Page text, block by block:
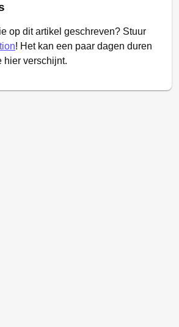
op dit artikel geschreven? Stuur
! Het kan een paar dagen duren
hier verschijnt.